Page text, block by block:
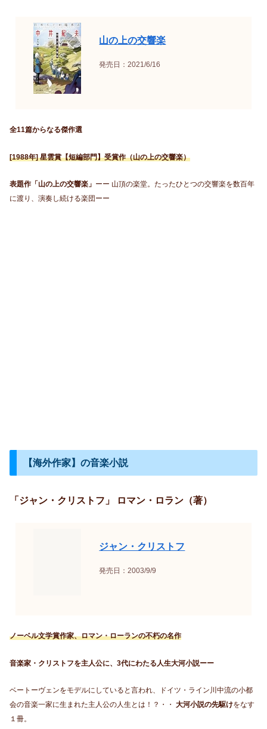
山の上の交響楽
発売日：2021/6/16
全11篇からなる傑作選
[1988年] 星雲賞【短編部門】受賞作（山の上の交響楽）
表題作「山の上の交響楽」 ーー 山頂の楽堂。たったひとつの交響楽を数百年
に渡り、演奏し続ける楽団ーー
【海外作家】の音楽小説
「ジャン・クリストフ」 ロマン・ロラン（著）
ジャン・クリストフ
発売日：2003/9/9
ノーベル文学賞作家、ロマン・ローランの不朽の名作
音楽家・クリストフを主人公に、3代にわたる人生大河小説ーー
ベートーヴェンをモデルにしていると言われ、ドイツ・ライン川中流の小都
会の音楽一家に生まれた主人公の人生とは！？・・ 大河小説の先駆けをなす
１冊。